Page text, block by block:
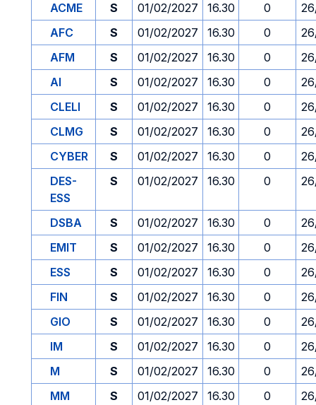
ACME
S 01/02/2027 16.30 0
AFC
S 01/02/2027 16.30 0
AFM
S 01/02/2027 16.30 0
AI
S 01/02/2027 16.30 0
CLELI
S 01/02/2027 16.30 0
CLMG
S 01/02/2027 16.30 0
CYBER
S 01/02/2027 16.30 0
DES-
ESS
S 01/02/2027 16.30 0
DSBA S 01/02/2027 16.30 0
EMIT
S 01/02/2027 16.30 0
ESS
S 01/02/2027 16.30 0
FIN
S 01/02/2027 16.30 0
GIO
S 01/02/2027 16.30 0
IM
S 01/02/2027 16.30 0
M
S 01/02/2027 16.30 0
MM
S 01/02/2027 16.30 0